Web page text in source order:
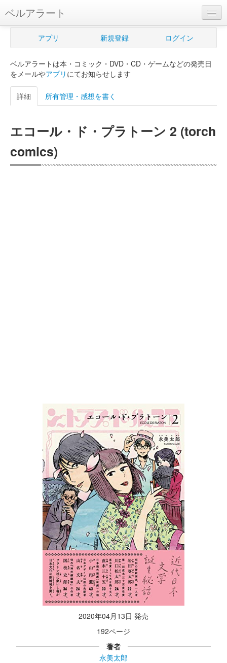
ベルアラート
ベルアラートとは
新規登録
ログイン
購入管理
Myシェルフ
アプリ 新規登録 ログイン
ベルアラートは本・コミック・DVD・CD・ゲームなどの発売日
をメールやアプリ にてお知らせします
詳細 所有管理・感想を書く
エコール・ド・プラトーン 2 (torch
comics)
2020年04月13日 発売
192ページ
著者
永美太郎